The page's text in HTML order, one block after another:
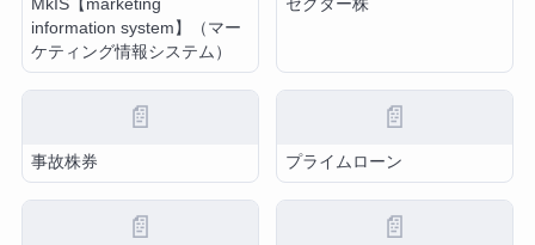
MkIS【marketing
information system】（マー
ケティング情報システム）
セクター株
📄
事故株券
📄
プライムローン
📄 📄